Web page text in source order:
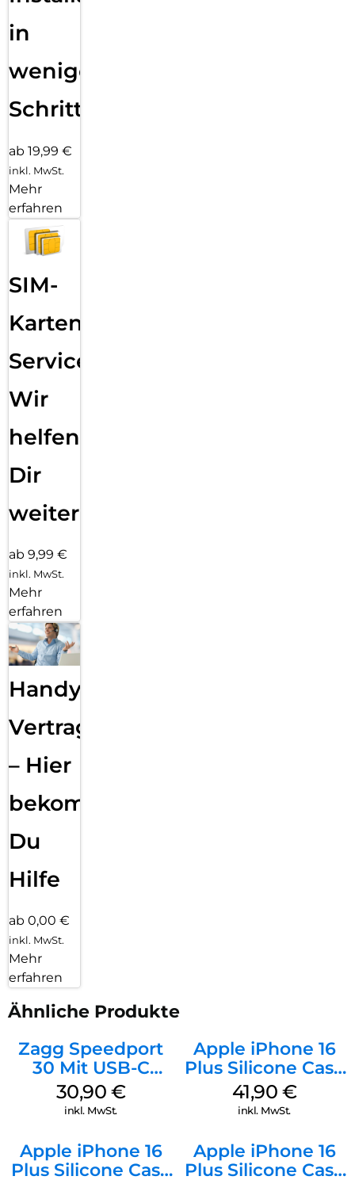
in
wenigen
Schritten
ab 19,99 €
inkl. MwSt.
Mehr
erfahren
SIM-
Karten
Service:
Wir
helfen
Dir
weiter
ab 9,99 €
inkl. MwSt.
Mehr
erfahren
Handy
Vertragsabwicklung
– Hier
bekommst
Du
Hilfe
ab 0,00 €
inkl. MwSt.
Mehr
erfahren
Ähnliche Produkte
Zagg Speedport
30 Mit USB-C
Kabel Weiß
30,90 €
inkl. MwSt.
Apple iPhone 16
Plus Silicone Case
MagSafe Stone
Gray
41,90 €
inkl. MwSt.
Apple iPhone 16
Plus Silicone Case
Apple iPhone 16
Plus Silicone Case